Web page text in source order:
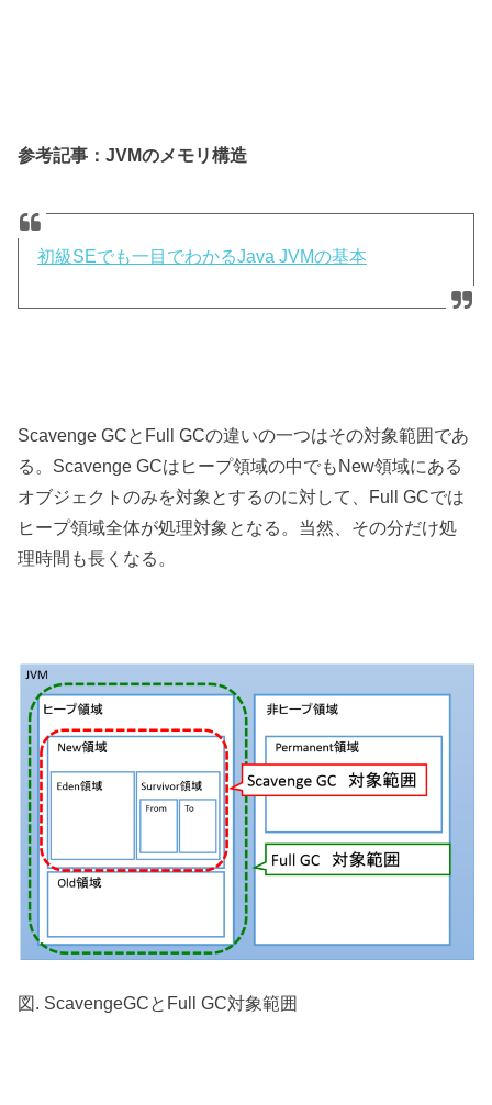
参考記事：JVMのメモリ構造
初級SEでも一目でわかるJava JVMの基本
Scavenge GCとFull GCの違いの一つはその対象範囲であ
る。Scavenge GCはヒープ領域の中でもNew領域にある
オブジェクトのみを対象とするのに対して、Full GCでは
ヒープ領域全体が処理対象となる。当然、その分だけ処
理時間も長くなる。
図. ScavengeGCとFull GC対象範囲